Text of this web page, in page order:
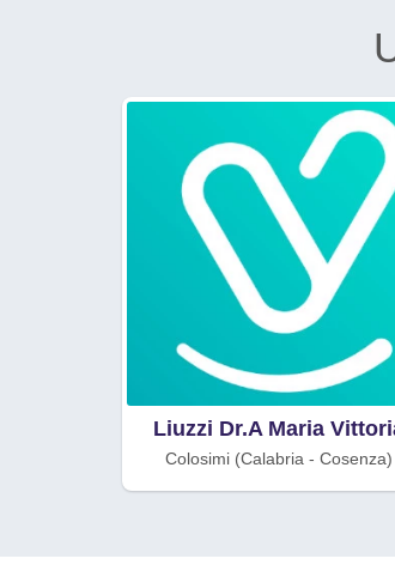
Liuzzi Dr.A Maria
Colosimi (Calabria - Cosenza)